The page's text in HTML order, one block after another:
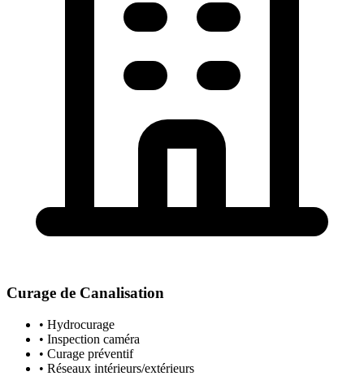
Curage de Canalisation
• Hydrocurage
• Inspection caméra
• Curage préventif
• Réseaux intérieurs/extérieurs